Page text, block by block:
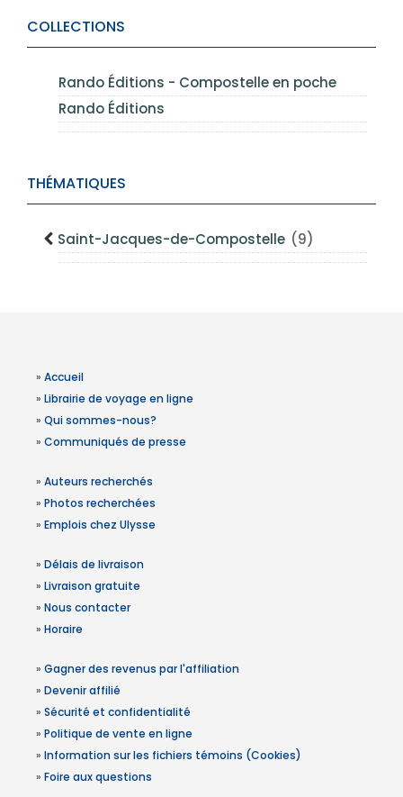
COLLECTIONS
Rando Éditions - Compostelle en poche
Rando Éditions
THÉMATIQUES
Saint-Jacques-de-Compostelle (9)
» Accueil
» Librairie de voyage en ligne
» Qui sommes-nous?
» Communiqués de presse
» Auteurs recherchés
» Photos recherchées
» Emplois chez Ulysse
» Délais de livraison
» Livraison gratuite
» Nous contacter
» Horaire
» Gagner des revenus par l'affiliation
» Devenir affilié
» Sécurité et confidentialité
» Politique de vente en ligne
» Information sur les fichiers témoins (Cookies)
» Foire aux questions